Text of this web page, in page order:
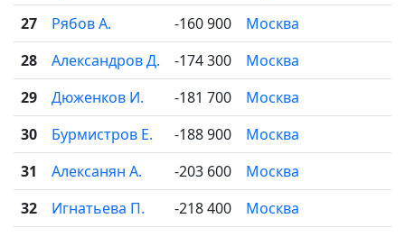
27
Рябов А. -160 900 Москва
28
Александров Д. -174 300 Москва
29
Дюженков И. -181 700 Москва
30
Бурмистров Е. -188 900 Москва
31
Алексанян А. -203 600 Москва
32
Игнатьева П. -218 400 Москва